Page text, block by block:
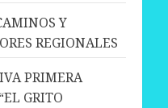
Y
REGIONALES
PRIMERA
GRITO